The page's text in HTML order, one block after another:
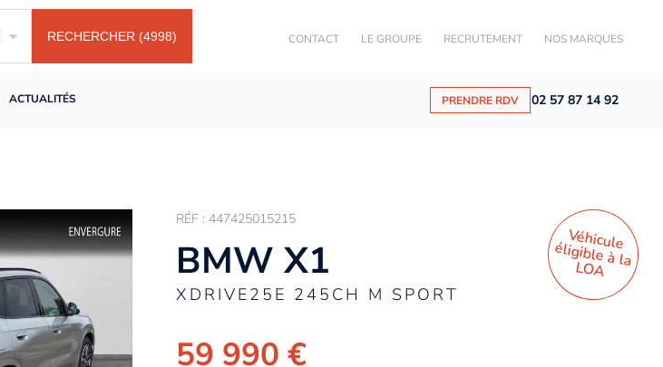
CONTACT LE GROUPE RECRUTEMENT NOS MARQUES
ACTUALITÉS PRENDRE RDV 02 57 87 14 92
RECHERCHER (4998)
RÉF : 447425015215
BMW X1
XDRIVE25E 245CH M SPORT
59 990 €
Véhicule
éligible à la
LO
A